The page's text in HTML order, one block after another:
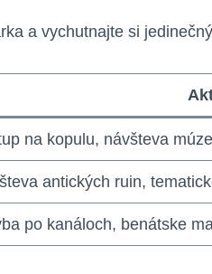
a vychutnajte si
na kopulu, návšteva
antických ruin,
po kanáloch, benátske